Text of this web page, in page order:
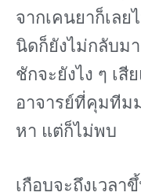
จากเคนยาก็เลย
นิดก็ยังไม่กลับมา
ชักจะยังไง ๆ เสี
อาจารย์ที่คุมทีม
หา แต่ก็ไม่พบ
เกือบจะถึงเวลา